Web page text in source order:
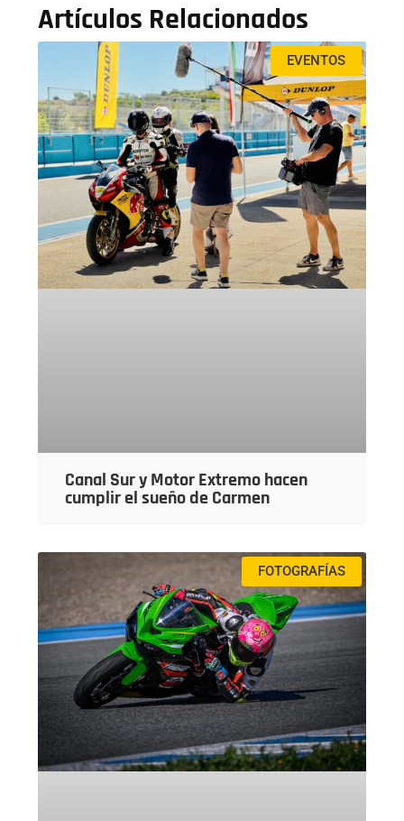
Artículos Relacionados
EVENTOS
Canal Sur y Motor Extremo hacen
cumplir el sueño de Carmen
FOTOGRAFÍAS